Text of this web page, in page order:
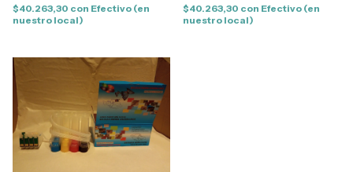
$40.263,30 con Efectivo (en
nuestro local)
$40.263,30 con Efectivo (en
nuestro local)